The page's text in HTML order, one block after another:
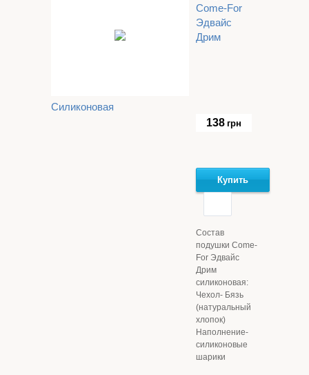
Come-For
Эдвайс
Дрим
Силиконовая
138 грн
Купить
Состав
подушки Come-
For Эдвайс
Дрим
силиконовая:
Чехол- Бязь
(натуральный
хлопок)
Наполнение-
силиконовые
шарики